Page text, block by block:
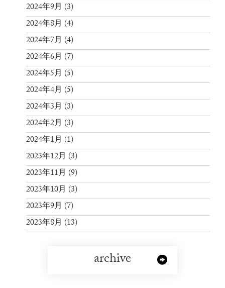
2024年9月 (3)
2024年8月 (4)
2024年7月 (4)
2024年6月 (7)
2024年5月 (5)
2024年4月 (5)
2024年3月 (3)
2024年2月 (3)
2024年1月 (1)
2023年12月 (3)
2023年11月 (9)
2023年10月 (3)
2023年9月 (7)
2023年8月 (13)
archive